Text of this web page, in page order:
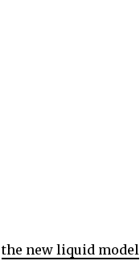
the new liquid model